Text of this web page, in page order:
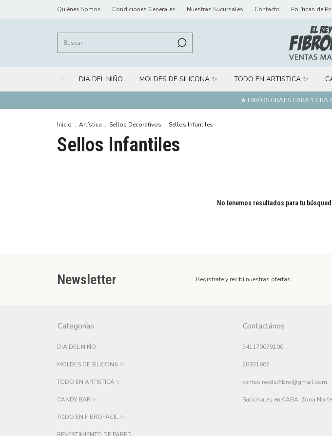
Quiénes Somos Condiciones Generales Nuestras Sucursales Contacto Políticas de
DIA DEL NIÑO MOLDES DE SILICONA ✨ TODO EN ARTISTICA ✨
★ ENVÍOS GRATIS CABA Y GBA
Inicio . Artística . Sellos Decorativos . Sellos Infantiles
Sellos Infantiles
No tenemos resultados para tu
Newsletter Registrate y recibí nuestras ofertas.
Categorías
DIA DEL NIÑO
MOLDES DE SILICONA ✨
TODO EN ARTISTICA ✨
CANDY BAR ✨
TODO EN FIBROFACIL ✨
Contactános
541170079100
20931662
ventas.reydelfibro@gmail.com
Sucursales en CABA, Zona